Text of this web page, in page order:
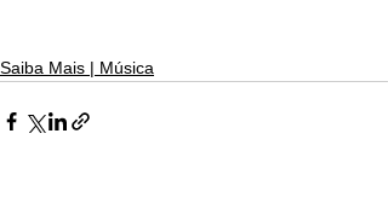
Saiba Mais | Música